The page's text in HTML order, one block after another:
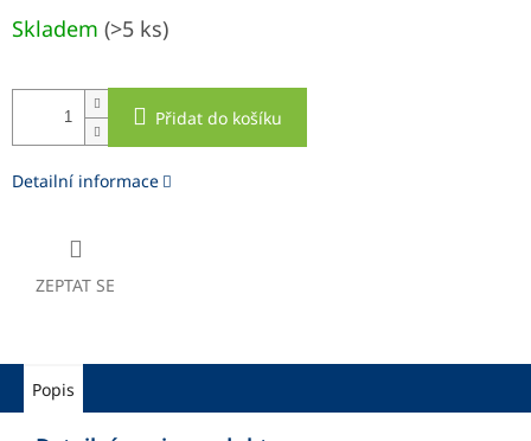
cena:
Skladem (>5 ks)
Přidat do košíku
Detailní informace
ZEPTAT SE
Popis